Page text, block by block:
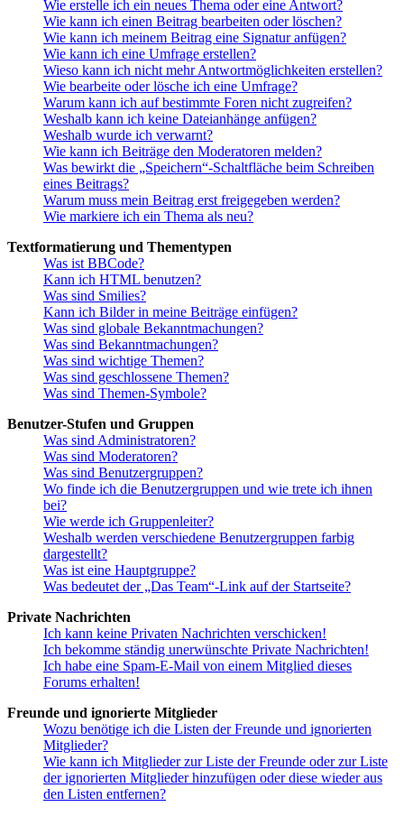
Wie erstelle ich ein neues Thema oder eine Antwort?
Wie kann ich einen Beitrag bearbeiten oder löschen?
Wie kann ich meinem Beitrag eine Signatur anfügen?
Wie kann ich eine Umfrage erstellen?
Wieso kann ich nicht mehr Antwortmöglichkeiten erstellen?
Wie bearbeite oder lösche ich eine Umfrage?
Warum kann ich auf bestimmte Foren nicht zugreifen?
Weshalb kann ich keine Dateianhänge anfügen?
Weshalb wurde ich verwarnt?
Wie kann ich Beiträge den Moderatoren melden?
Was bewirkt die „Speichern“-Schaltfläche beim Schreiben
eines Beitrags?
Warum muss mein Beitrag erst freigegeben werden?
Wie markiere ich ein Thema als neu?
Textformatierung und Thementypen
Was ist BBCode?
Kann ich HTML benutzen?
Was sind Smilies?
Kann ich Bilder in meine Beiträge einfügen?
Was sind globale Bekanntmachungen?
Was sind Bekanntmachungen?
Was sind wichtige Themen?
Was sind geschlossene Themen?
Was sind Themen-Symbole?
Benutzer-Stufen und Gruppen
Was sind Administratoren?
Was sind Moderatoren?
Was sind Benutzergruppen?
Wo finde ich die Benutzergruppen und wie trete ich ihnen
bei?
Wie werde ich Gruppenleiter?
Weshalb werden verschiedene Benutzergruppen farbig
dargestellt?
Was ist eine Hauptgruppe?
Was bedeutet der „Das Team“-Link auf der Startseite?
Private Nachrichten
Ich kann keine Privaten Nachrichten verschicken!
Ich bekomme ständig unerwünschte Private Nachrichten!
Ich habe eine Spam-E-Mail von einem Mitglied dieses
Forums erhalten!
Freunde und ignorierte Mitglieder
Wozu benötige ich die Listen der Freunde und ignorierten
Mitglieder?
Wie kann ich Mitglieder zur Liste der Freunde oder zur Liste
der ignorierten Mitglieder hinzufügen oder diese wieder aus
den Listen entfernen?